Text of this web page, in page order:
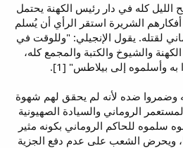
الليل كله في دار رئيس الكهنة يحتمل
الشريرة استقر الرأي أن يُسلم
لقتله. يقول الإنجيلي: "وللوقت في
والشيوخ والكتبة والمجمع كله،
وأسلموه إلى بيلاطس" [1].
وضمروا ضده لأنه لم يحقق لهم شهوة
الروماني والسيادة الصهيونية
سلموه للحاكم الروماني بكونه مثير
ويحرض الشعب على عدم دفع الجزية